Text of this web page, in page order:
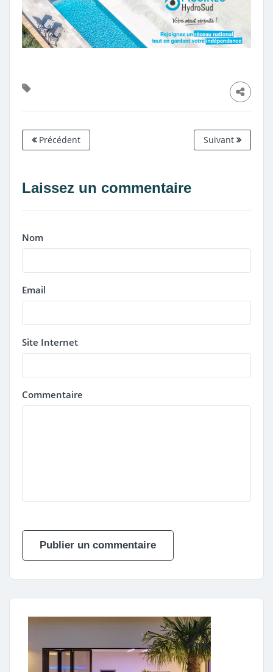
Précédent Suivant
Laissez un commentaire
Nom
Email
Site Internet
Commentaire